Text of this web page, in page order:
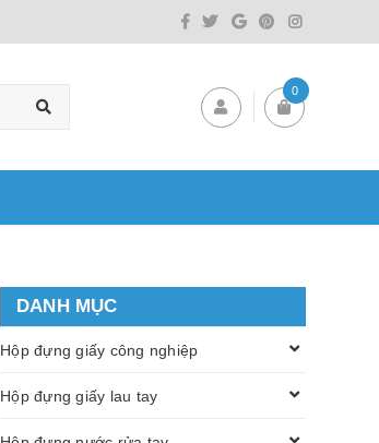
0
DANH MỤC
Hộp đựng giấy công nghiệp
Hộp đựng giấy lau tay